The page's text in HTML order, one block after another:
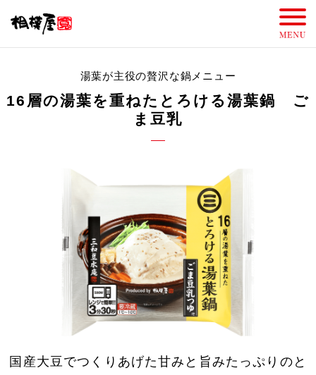
湯葉が主役の贅沢な鍋メニュー
16層の湯葉を重ねたとろける湯葉鍋 ご
ま豆乳
国産大豆でつくりあげた甘みと旨みたっぷりのと